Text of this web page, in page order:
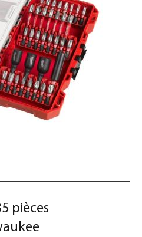
pièces